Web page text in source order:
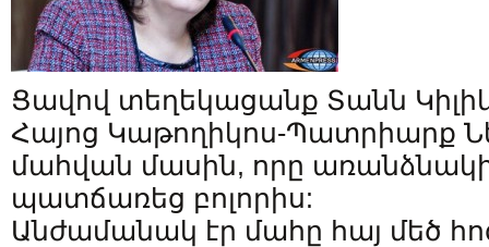
Ցավով տեղեկացանք Տանն
Հայոց Կաթողիկոս-Պատրիարք
մահվան մասին, որը
պատճառեց բոլորիս:
Անժամանակ էր մահը հայ մեծ